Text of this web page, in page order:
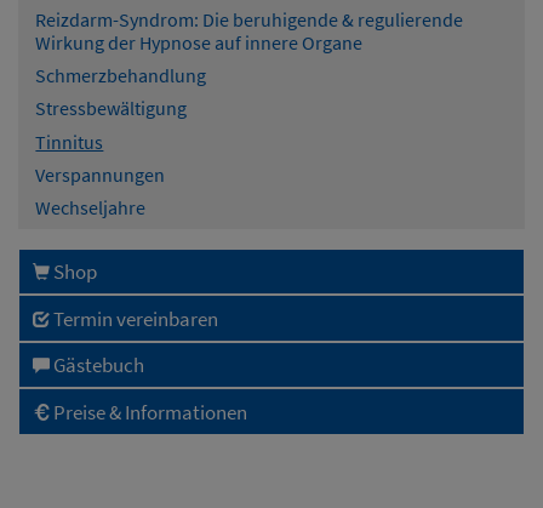
Reizdarm-Syndrom: Die beruhigende & regulierende
Wirkung der Hypnose auf innere Organe
Schmerzbehandlung
Stressbewältigung
Tinnitus
Verspannungen
Wechseljahre
Shop
Termin vereinbaren
Gästebuch
Preise & Informationen